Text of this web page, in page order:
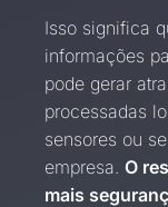
Isso significa
informações
pode gerar
processadas
sensores ou
empresa.O
mais